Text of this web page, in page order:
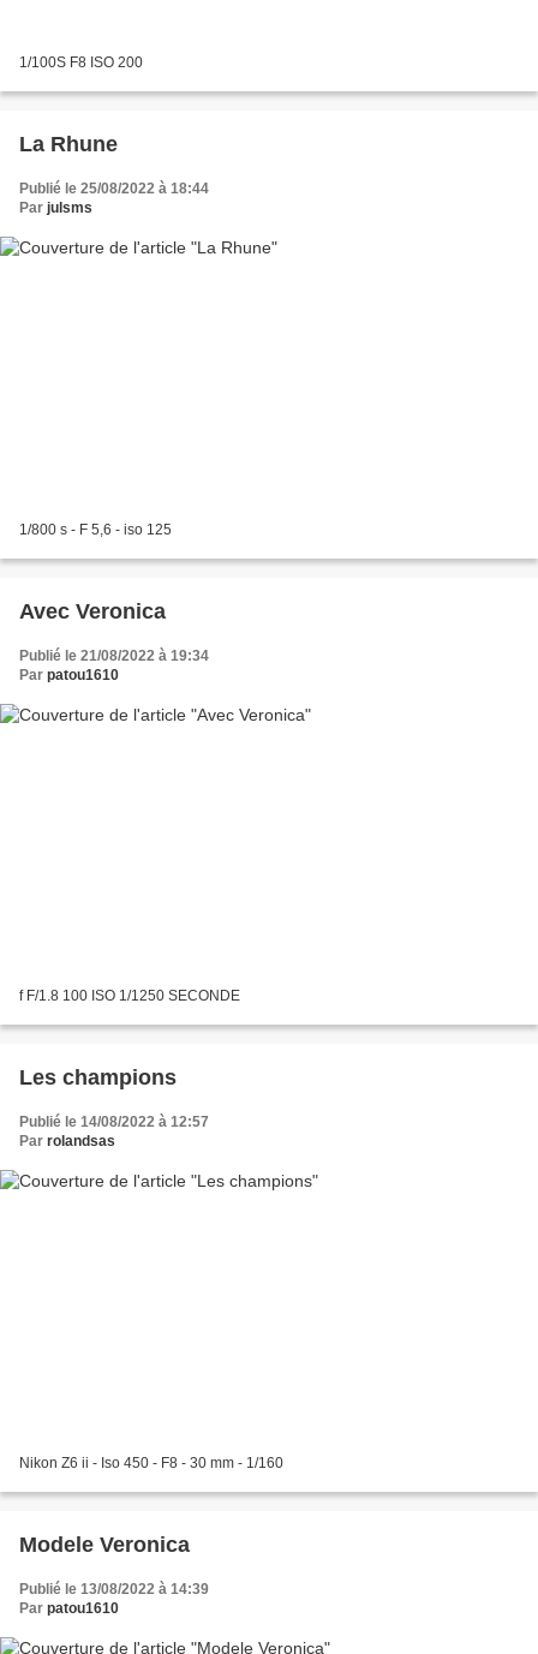
1/100S F8 ISO 200
La Rhune
Publié le 25/08/2022 à 18:44
Par julsms
1/800 s - F 5,6 - iso 125
Avec Veronica
Publié le 21/08/2022 à 19:34
Par patou1610
f F/1.8 100 ISO 1/1250 SECONDE
Les champions
Publié le 14/08/2022 à 12:57
Par rolandsas
Nikon Z6 ii - Iso 450 - F8 - 30 mm - 1/160
Modele Veronica
Publié le 13/08/2022 à 14:39
Par patou1610